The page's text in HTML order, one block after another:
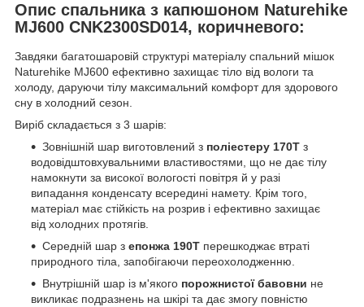
Опис спальника з капюшоном Naturehike
MJ600 CNK2300SD014, коричневого:
Завдяки багатошаровій структурі матеріалу спальний мішок
Naturehike MJ600 ефективно захищає тіло від вологи та
холоду, даруючи тілу максимальний комфорт для здорового
сну в холодний сезон.
Виріб складається з 3 шарів:
Зовнішній шар виготовлений з поліестеру 170Т з
водовідштовхувальними властивостями, що не дає тілу
намокнути за високої вологості повітря й у разі
випадання конденсату всередині намету. Крім того,
матеріал має стійкість на розрив і ефективно захищає
від холодних протягів.
Середній шар з епонжа 190Т перешкоджає втраті
природного тіла, запобігаючи переохолодженню.
Внутрішній шар із м'якого порожнистої бавовни не
викликає подразнень на шкірі та дає змогу повністю